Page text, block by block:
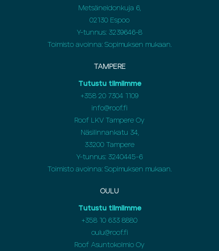
Metsäneidonkuja 6,
02130 Espoo
Y-tunnus: 3239646-8
Toimisto avoinna: Sopimuksen mukaan.
TAMPERE
Tutustu tiimiimme
+358 20 7304 1109
info@roof.fi
Roof LKV Tampere Oy
Näsilinnankatu 34,
33200 Tampere
Y-tunnus: 3240445-6
Toimisto avoinna: Sopimuksen mukaan.
OULU
Tutustu tiimiimme
+358 10 633 8880
oulu@roof.fi
Roof Asuntokolmio Oy